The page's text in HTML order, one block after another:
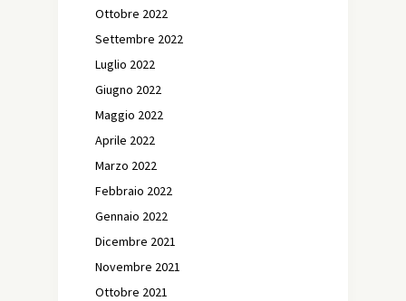
Ottobre 2022
Settembre 2022
Luglio 2022
Giugno 2022
Maggio 2022
Aprile 2022
Marzo 2022
Febbraio 2022
Gennaio 2022
Dicembre 2021
Novembre 2021
Ottobre 2021